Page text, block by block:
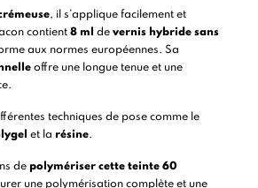
, il s’applique facilement et
contient 8 ml de vernis hybride sans
aux normes européennes. Sa
offre une longue tenue et une
techniques de pose comme le
et la résine.
de polymériser cette teinte 60
une polymérisation complète et une